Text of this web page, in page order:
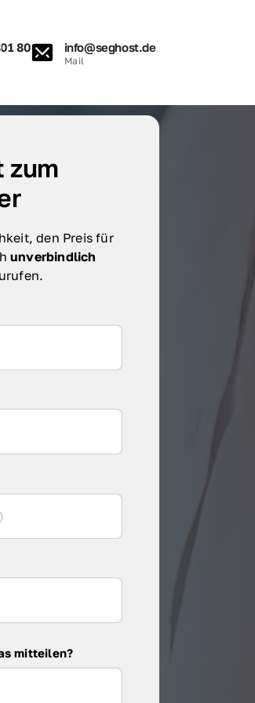
80 info@seghost.de
Mail
zum
den Preis für
mitteilen?